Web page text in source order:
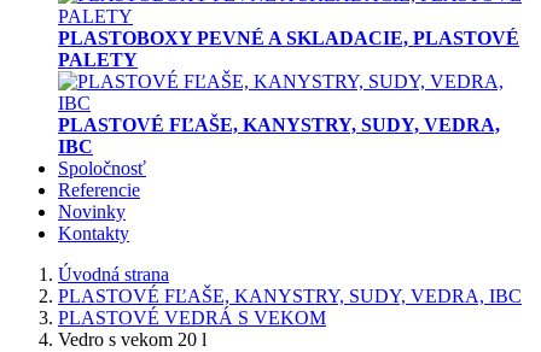
PLASTOBOXY PEVNÉ A SKLADACIE, PLASTOVÉ
PALETY
PLASTOVÉ FĽAŠE, KANYSTRY, SUDY, VEDRA,
IBC
Spoločnosť
Referencie
Novinky
Kontakty
Úvodná strana
PLASTOVÉ FĽAŠE, KANYSTRY, SUDY, VEDRA, IBC
PLASTOVÉ VEDRÁ S VEKOM
Vedro s vekom 20 l